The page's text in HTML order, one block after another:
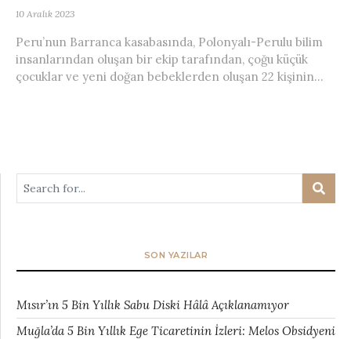
10 Aralık 2023
Peru’nun Barranca kasabasında, Polonyalı-Perulu bilim
insanlarından oluşan bir ekip tarafından, çoğu küçük
çocuklar ve yeni doğan bebeklerden oluşan 22 kişinin...
SON YAZILAR
Mısır’ın 5 Bin Yıllık Sabu Diski Hâlâ Açıklanamıyor
Muğla’da 5 Bin Yıllık Ege Ticaretinin İzleri: Melos Obsidyeni